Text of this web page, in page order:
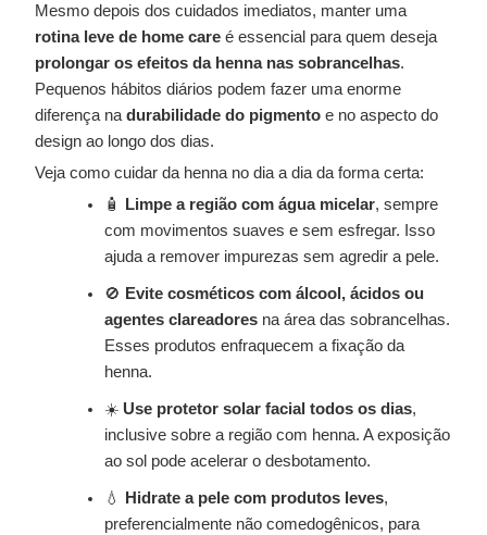
Mesmo depois dos cuidados imediatos, manter uma
rotina leve de home care é essencial para quem deseja
prolongar os efeitos da henna nas sobrancelhas.
Pequenos hábitos diários podem fazer uma enorme
diferença nadurabilidade do pigmento e no aspecto do
design ao longo dos dias.
Veja como cuidar da henna no dia a dia da forma certa:
🧴
Limpe a região com água micelar, sempre
com movimentos suaves e sem esfregar. Isso
ajuda a remover impurezas sem agredir a pele.
🚫 Evite cosméticos com álcool, ácidos ou
agentes clareadores na área das sobrancelhas.
Esses produtos enfraquecem a fixação da
henna.
☀️ Use protetor solar facial todos os dias,
inclusive sobre a região com henna. A exposição
ao sol pode acelerar o desbotamento.
💧 Hidrate a pele com produtos leves,
preferencialmente não comedogênicos, para